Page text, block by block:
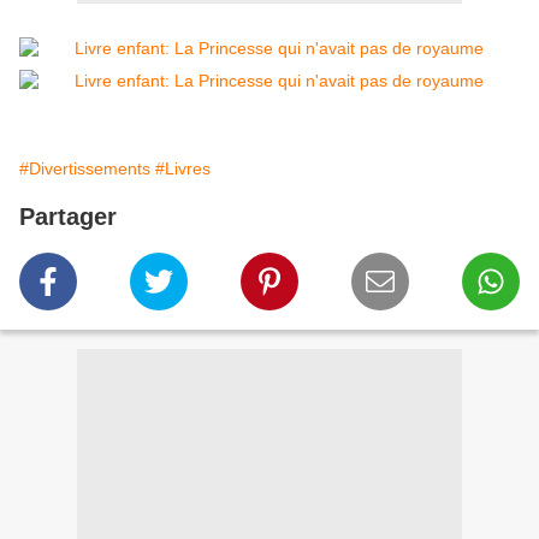
#Divertissements #Livres
Partager